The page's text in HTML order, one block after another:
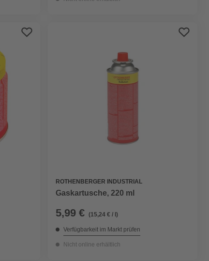
ROTHENBERGER INDUSTRIAL
Gaskartusche, 220 ml
5,99 € (15,24 € / l)
Verfügbarkeit im Markt prüfen
Nicht online erhältlich